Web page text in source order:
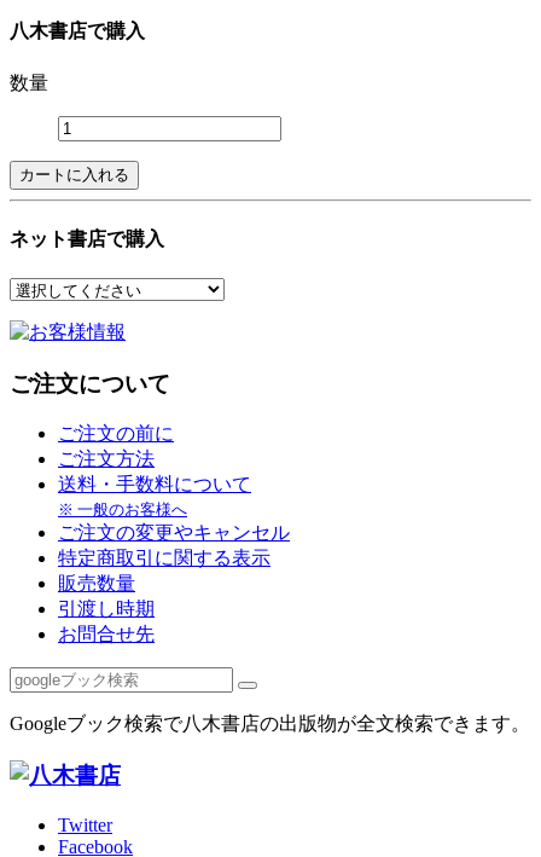
八木書店で購入
数量
ネット書店で購入
ご注文について
ご注文の前に
ご注文方法
送料・手数料について
※ 一般のお客様へ
ご注文の変更やキャンセル
特定商取引に関する表示
販売数量
引渡し時期
お問合せ先
Googleブック検索で八木書店の出版物が全文検索できます。
Twitter
Facebook